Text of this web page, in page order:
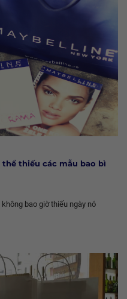
thiếu các mẫu bao bì
bao giờ thiếu ngày nó